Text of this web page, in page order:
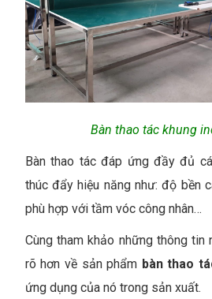
Bàn thao tác khung
Bàn thao tác đáp ứng đầy đủ
thúc đẩy hiệu năng như: độ bền
phù hợp với tầm vóc công nhân…
Cùng tham khảo những thông tin
rõ hơn về sản phẩm bàn thao
ứng dụng của nó trong sản xuất.